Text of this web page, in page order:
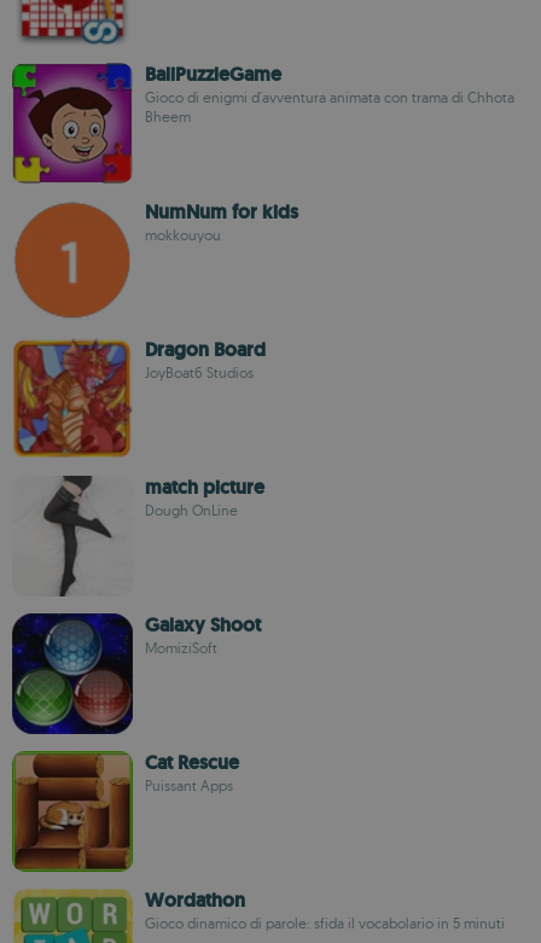
BaliPuzzleGame
Gioco di enigmi d'avventura animata con trama di Chhota
Bheem
NumNum for kids
mokkouyou
Dragon Board
JoyBoat6 Studios
match picture
Dough OnLine
Galaxy Shoot
MomiziSoft
Cat Rescue
Puissant Apps
Wordathon
Gioco dinamico di parole: sfida il vocabolario in 5 minuti